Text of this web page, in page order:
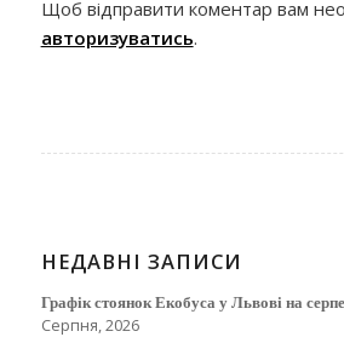
Щоб відправити коментар вам
авторизуватись.
НЕДАВНІ ЗАПИСИ
Графік стоянок Екобуса у Львові на
Серпня, 2026